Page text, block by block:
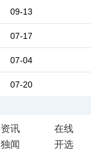
09-13
07-17
07-04
07-20
资讯
在线
独闻 开选